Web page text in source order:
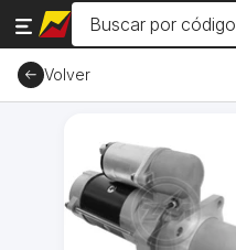
Volver